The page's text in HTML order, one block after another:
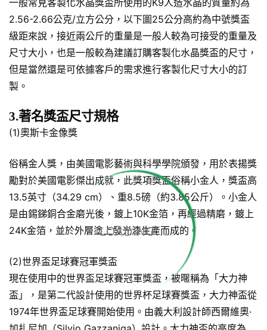
LOADING...
一般常見客製化水晶獎盃所使用的K9人造水晶的質量約為
2.56-2.66公克/立方公分，以下圖25公分高約為中號獎盃
級距來說，接近兩公斤的重量是一般人較為可接受的重量及
尺寸大小，也是一般較為建議訂購客製化水晶獎盃的尺寸，
但是當然還是可依據客戶的需求進行客製化尺寸大小的訂
製。
3.著名獎盃尺寸規格
(1)奧斯卡金像獎
俗稱金人獎，由美國電影藝術與科學學院頒發，用於表揚獎
勵對於美國電影傑出成就，此獎項獎盃俗稱小金人，獎盃高
13.5英寸（34.29 cm）、重8.5磅（約3.85公斤）。小金人
是由錫銻銅合金磨光後，鍍上10K金箔，再經過精磨，鍍上
24K金箔，並於外層塗上發光漆生產而成的。
(2)世界盃足球賽冠軍獎盃
現在使用中的世界盃足球賽冠軍獎盃，被暱稱為「大力神
盃」，是第二代設計使用的世界杯足球賽獎盃，大力神盃從
1974年世界盃足球賽開始使用。由義大利設計師西爾維奧·